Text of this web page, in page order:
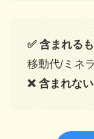
✅ 含まれるも
移動代/ミネ
❌ 含まれない